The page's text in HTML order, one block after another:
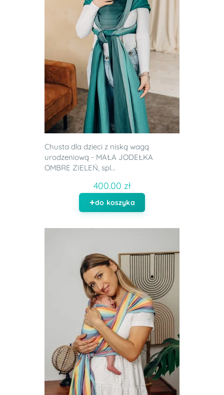
Chusta dla dzieci z niską wagą
urodzeniową - MAŁA JODEŁKA
OMBRE ZIELEŃ, spl...
400.00 zł
do koszyka